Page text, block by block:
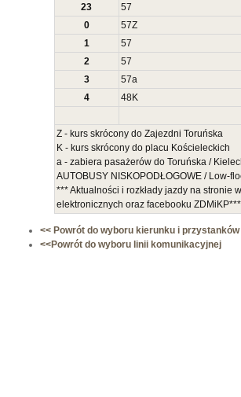
23
57
0
57Z
1
57
2
57
3
57a
4
48K
Z - kurs skrócony do Zajezdni Toruńska
K - kurs skrócony do placu Kościeleckich
a - zabiera pasażerów do Toruńska /
AUTOBUSY NISKOPODŁOGOWE / Low-
*** Aktualności i rozkłady jazdy na stronie
elektronicznych oraz facebooku ZDMiKP***
<< Powrót do wyboru kierunku i przystanków
<<Powrót do wyboru linii komunikacyjnej